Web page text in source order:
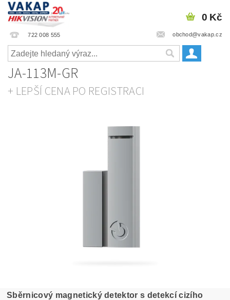
722 008 555 obchod@vakap.cz
0 Kč
JA-113M-GR
+ LEPŠÍ CENA PO REGISTRACI
Sběrnicový magnetický detektor s detekcí cizího